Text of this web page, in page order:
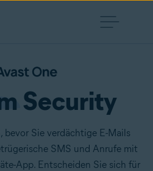
Security
bevor Sie verdächtige E-Mails
SMS und Anrufe mit
App. Entscheiden Sie sich für